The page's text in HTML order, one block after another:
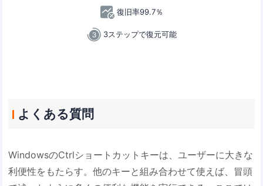
復旧率99.7％
3ステップで復元可能
よくある質問
WindowsのCtrlショートカットキーは、ユーザーに大きな
利便性をもたらす。他のキーと組み合わせて使えば、冒頭